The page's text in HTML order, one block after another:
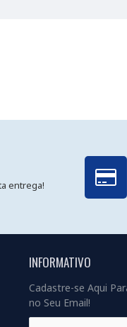
entrega!
INFORMATIVO
Cadastre-se Aqui
no Seu Email!